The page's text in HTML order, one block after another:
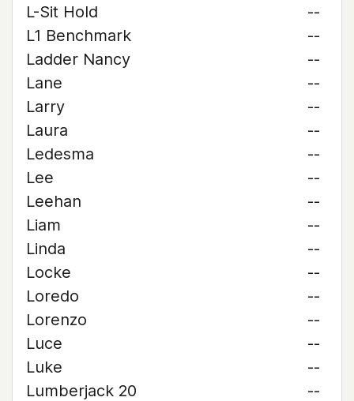
L-Sit Hold
--
L1 Benchmark
--
Ladder Nancy
--
Lane
--
Larry
--
Laura
--
Ledesma
--
Lee
--
Leehan
--
Liam
--
Linda
--
Locke
--
Loredo
--
Lorenzo
--
Luce
--
Luke
--
Lumberjack 20
--